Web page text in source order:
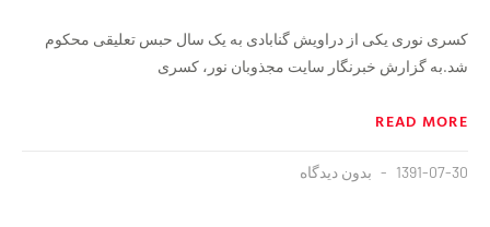
کسری نوری یکی از دراویش گنابادی به یک سال حبس تعلیقی محکوم
شد.به گزارش خبرنگار سایت مجذوبان نور، کسری
READ MORE
1391-07-30 بدون دیدگاه